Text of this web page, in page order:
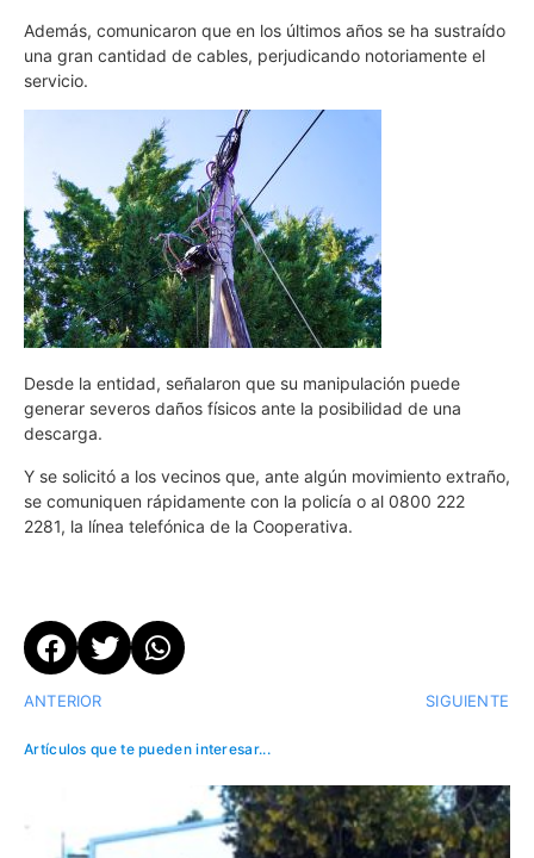
Además, comunicaron que en los últimos años se ha sustraído
una gran cantidad de cables, perjudicando notoriamente el
servicio.
Desde la entidad, señalaron que su manipulación puede
generar severos daños físicos ante la posibilidad de una
descarga.
Y se solicitó a los vecinos que, ante algún movimiento extraño,
se comuniquen rápidamente con la policía o al 0800 222
2281, la línea telefónica de la Cooperativa.
ANTERIOR SIGUIENTE
Artículos que te pueden interesar...